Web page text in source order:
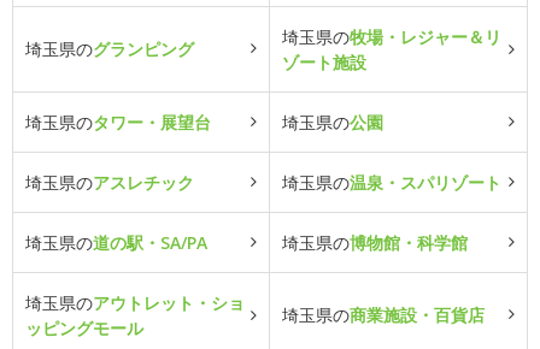
埼玉県のグランピング
埼玉県の牧場・レジャー＆リ
ゾート施設
埼玉県のタワー・展望台 埼玉県の公園
埼玉県のアスレチック 埼玉県の温泉・スパリゾート
埼玉県の道の駅・SA/PA 埼玉県の博物館・科学館
埼玉県のアウトレット・ショ
ッピングモール
埼玉県の商業施設・百貨店